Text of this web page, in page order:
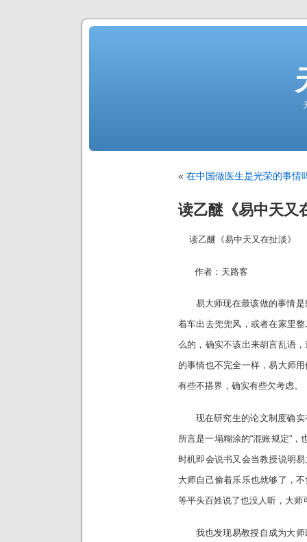
« 在中国做医生是光荣的事
读乙醚《易中天又
读乙醚《易中天又在扯淡》
作者：天路客
易大师现在最该做的事情是
着车出去兜兜风，或者在家里
么的，确实不该出来胡言乱语
的事情也不完全一样，易大师
有些不搭界，确实有些欠考虑。
现在研究生的论文制度确实
所言是一塌糊涂的“混账规定”，
时机即会说书又会当教授说明
大师自己偷着乐乐也就够了，
等平头百姓说了也没人听，大师
我也发现易教授自成为大师